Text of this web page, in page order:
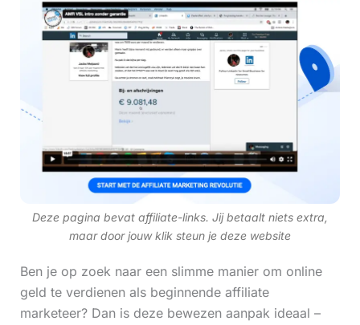
Deze pagina bevat affiliate-links. Jij betaalt niets extra,
maar door jouw klik steun je deze website
Ben je op zoek naar een slimme manier om online
geld te verdienen als beginnende affiliate
marketeer? Dan is deze bewezen aanpak ideaal –